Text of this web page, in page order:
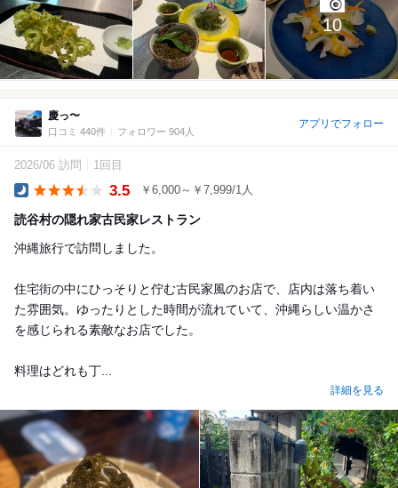
10
慶っ〜
口コミ 440件 フォロワー 904人
アプリでフォロー
2026/06 訪問 1回目
3.5 ￥6,000～￥7,999/1人
読谷村の隠れ家古民家レストラン
沖縄旅行で訪問しました。
住宅街の中にひっそりと佇む古民家風のお店で、店内は落ち着い
た雰囲気。ゆったりとした時間が流れていて、沖縄らしい温かさ
を感じられる素敵なお店でした。
料理はどれも丁...
詳細を見る